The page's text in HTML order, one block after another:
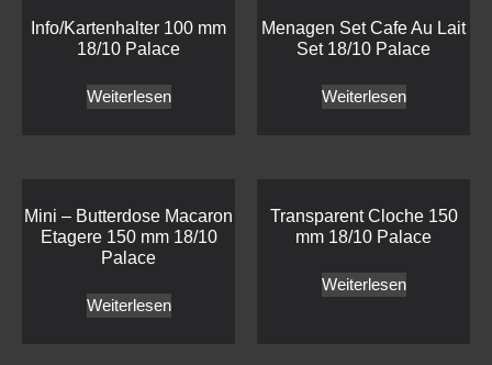
Info/Kartenhalter 100 mm
18/10 Palace
Weiterlesen
Menagen Set Cafe Au Lait
Set 18/10 Palace
Weiterlesen
Mini – Butterdose Macaron
Etagere 150 mm 18/10
Palace
Weiterlesen
Transparent Cloche 150
mm 18/10 Palace
Weiterlesen